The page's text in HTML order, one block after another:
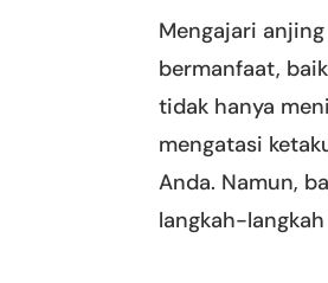
Mengajari
bermanfaat,
tidak hanya
mengatasi
Anda. Namun,
langkah-